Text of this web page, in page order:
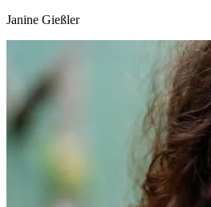
Janine Gießler